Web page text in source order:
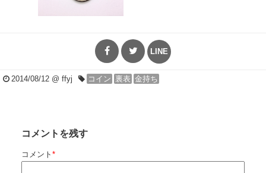
LINE
2014/08/12 @ ffyj コイン 裏表 金持ち
コメントを残す
コメント *